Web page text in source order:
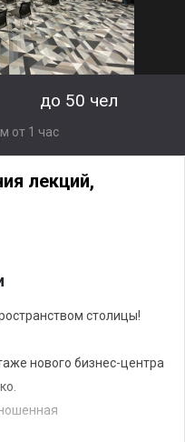
до 50 чел
от 1 час
лекций,
столицы!
нового бизнес-центра